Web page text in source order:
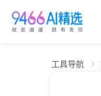
工具导航